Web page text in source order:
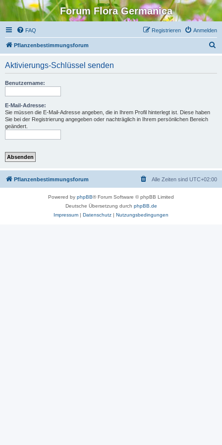
Forum Flora Germanica
FAQ Anmelden
Registrieren
Pflanzenbestimmungsforum
Aktivierungs-Schlüssel senden
Benutzername:
E-Mail-Adresse:
Sie müssen die E-Mail-Adresse angeben, die in Ihrem Profil hinterlegt ist. Diese haben
Sie bei der Registrierung angegeben oder nachträglich in Ihrem persönlichen Bereich
geändert.
Pflanzenbestimmungsforum Alle Zeiten sind UTC+02:00
Powered by phpBB® Forum Software © phpBB Limited
Deutsche Übersetzung durch phpBB.de
Impressum | Datenschutz | Nutzungsbedingungen